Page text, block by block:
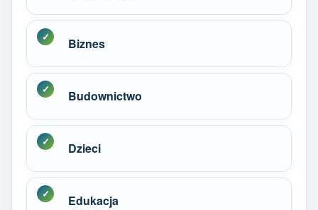
Biznes
Budownictwo
Dzieci
Edukacja